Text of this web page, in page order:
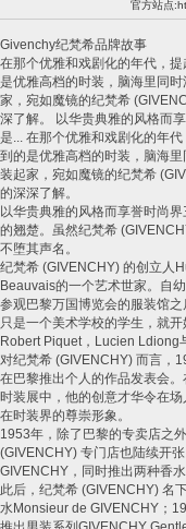
官方站点:
Givenchy纪梵希品牌故事
在那个优雅和戏剧化的年代，提
是优雅高档的时装，脑海里同时
家，宛如魔镜的纪梵希
深了解。
以华贵典雅的风格而
是... 在那个优雅和戏剧化的年
到的是优雅高档的时装，脑海
装起家，宛如魔镜的纪梵希
的深深了解。
以华贵典雅的风格而享誉时尚
的翘楚。虽然纪梵希
不堕其声名。
纪梵希 (GIVENCHY) 的创立人
Beauvais的一个艺术世家。自
参观巴黎万国博览会的服装馆之
只是一个美术学校的学生，就开
Robert Piquet， Lucien Ldiong
对纪梵希 (GIVENCHY) 而言，
在巴黎推出个人的作品发表会
时装展中，他的创意才华令在
在时装界的尊崇形象。
1953年，除了巴黎的专卖店之
(GIVENCHY) 专门店也陆续开张
GIVENCHY ，同时推出两种香水
此后，纪梵希 (GIVENCHY) 名
水Monsieur de GIVENCHY ；